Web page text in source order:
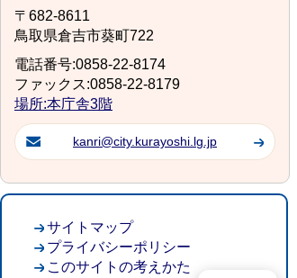
〒682-8611
鳥取県倉吉市葵町722
電話番号:0858-22-8174
ファックス:0858-22-8179
場所:本庁舎3階
kanri@city.kurayoshi.lg.jp
サイトマップ
プライバシーポリシー
このサイトの考えかた